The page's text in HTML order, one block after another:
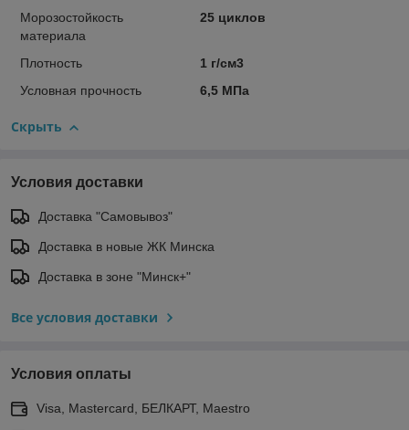
Морозостойкость
материала
25 циклов
Плотность
1 г/см3
Условная прочность
6,5 МПа
Скрыть
Условия доставки
Доставка "Самовывоз"
Доставка в новые ЖК Минска
Доставка в зоне "Минск+"
Все условия доставки
Условия оплаты
Visa, Mastercard, БЕЛКАРТ, Maestro